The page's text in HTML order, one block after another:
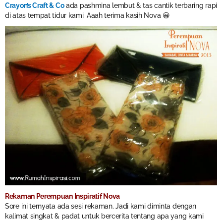
Crayon’s Craft & Coada pashmina lembut & tas cantik terbaring rapi
di atas tempat tidur kami. Aaah terima kasih Nova 😀
Rekaman Perempuan Inspiratif Nova
Sore ini ternyata ada sesi rekaman. Jadi kami diminta dengan
kalimat singkat & padat untuk bercerita tentang apa yang kami